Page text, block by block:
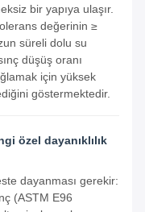
bir yapıya ulaşır.
değerinin ≥
süreli dolu su
düşüş oranı
için yüksek
göstermektedir.
özel dayanıklılık
dayanması gerekir:
(ASTM E96